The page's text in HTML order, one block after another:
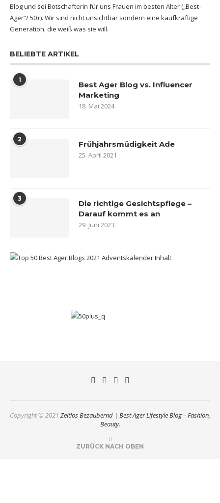
Blog und sei Botschafterin für uns Frauen im besten Alter („Best-
Ager“/ 50+). Wir sind nicht unsichtbar sondern eine kaufkräftige
Generation, die weiß was sie will.
BELIEBTE ARTIKEL
1
Best Ager Blog vs. Influencer
Marketing
18. Mai 2024
2 Frühjahrsmüdigkeit Ade
25. April 2021
3
Die richtige Gesichtspflege –
Darauf kommt es an
29. Juni 2023
Copyright © 2021 Zeitlos Bezaubernd | Best Ager Lifestyle Blog – Fashion,
Beauty.
ZURÜCK NACH OBEN